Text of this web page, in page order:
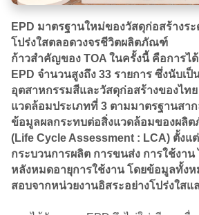
EPD มาตรฐานใหม่ของวัสดุก่อสร้างร
โปร่งใสตลอดวงจรชีวิตผลิตภัณฑ์
ก้าวสำคัญของ TOA ในครั้งนี้ คือการไ
EPD จำนวนสูงถึง 33 รายการ ซึ่งนับเ
อุตสาหกรรมสีและวัสดุก่อสร้างของไทย
แวดล้อมประเภทที่ 3 ตามมาตรฐานสาก
ข้อมูลผลกระทบต่อสิ่งแวดล้อมของผลิ
(Life Cycle Assessment : LCA) ตั้งแ
กระบวนการผลิต การขนส่ง การใช้งาน
หลังหมดอายุการใช้งาน โดยข้อมูลทั้ง
สอบจากหน่วยงานอิสระอย่างโปร่งใสแ